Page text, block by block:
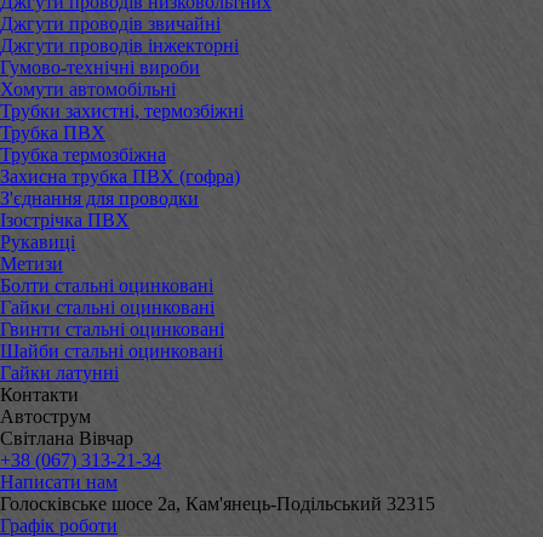
Джгути проводів звичайні
Джгути проводів інжекторні
Гумово-технічні вироби
Хомути автомобільні
Трубки захистні, термозбіжні
Трубка ПВХ
Трубка термозбіжна
Захисна трубка ПВХ (гофра)
З'єднання для проводки
Ізострічка ПВХ
Рукавиці
Метизи
Болти стальні оцинковані
Гайки стальні оцинковані
Гвинти стальні оцинковані
Шайби стальні оцинковані
Гайки латунні
Контакти
Автострум
Світлана Вівчар
+38 (067) 313-21-34
Написати нам
Голосківське шосе 2а, Кам'янець-Подільський 32315
Графік роботи